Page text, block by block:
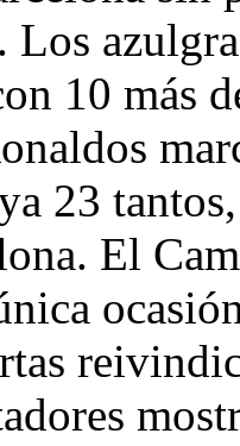
Los
10 más
23
El